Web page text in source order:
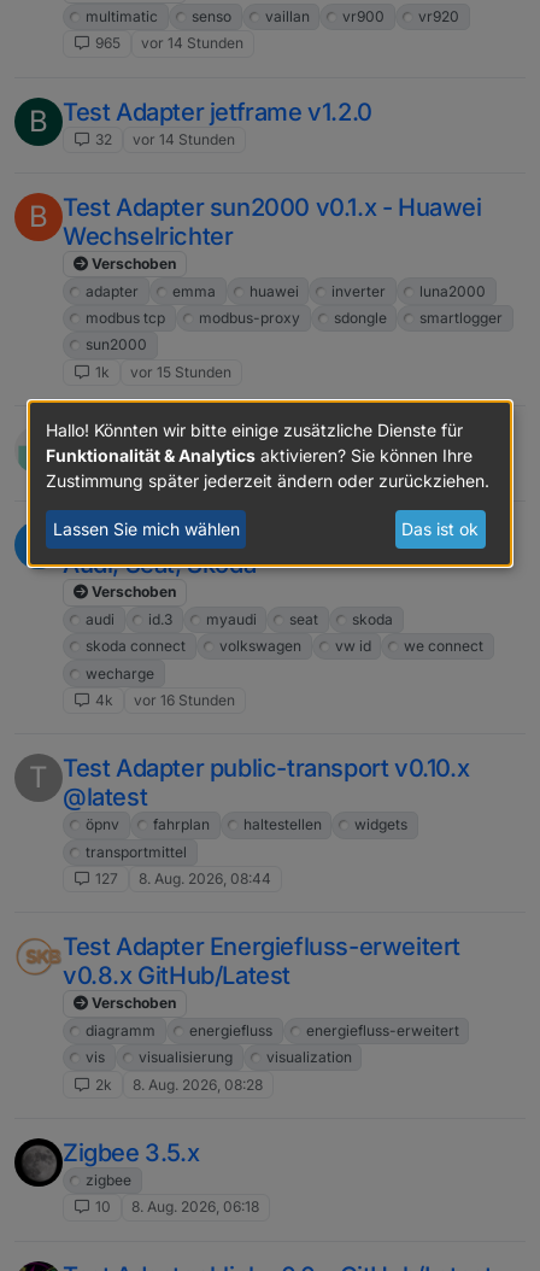
multimatic
senso vaillan vr900
vr920
965
vor 14 Stunden
B Test Adapter jetframe v1.2.0
32 vor 14 Stunden
B Test Adapter sun2000 v0.1.x - Huawei
Wechselrichter
Verschoben
adapter
emma huawei inverter
luna2000
modbus tcp
modbus-proxy sdongle
smartlogger
sun2000
1k
vor 15 Stunden
Test Adapter Miner version v1.0.x Latest
23 vor 16 Stunden
T Test Adapter VW Connect für VW, ID,
Audi, Seat, Skoda
Verschoben
audi
id.3 myaudi seat
skoda
skoda connect
volkswagen vw id
we connect
wecharge
4k
vor 16 Stunden
T
Test Adapter public-transport v0.10.x
@latest
öpnv fahrplan haltestellen
widgets
transportmittel
127
8. Aug. 2026, 08:44
Test Adapter Energiefluss-erweitert
v0.8.x GitHub/Latest
Verschoben
diagramm
energiefluss
energiefluss-erweitert
vis
visualisierung
visualization
2k
8. Aug. 2026, 08:28
Zigbee 3.5.x
zigbee
10
8. Aug. 2026, 06:18
Hallo! Könnten wir bitte einige zusätzliche Dienste für
Funktionalität & Analytics aktivieren? Sie können Ihre
Zustimmung später jederzeit ändern oder zurückziehen.
Lassen Sie mich wählen Das ist ok